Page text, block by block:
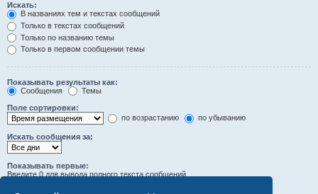
Искать:
В названиях тем и текстах сообщений
Только в текстах сообщений
Только по названию темы
Только в первом сообщении темы
Показывать результаты как:
Сообщения
Темы
Поле сортировки:
по возрастанию
по убыванию
Искать сообщения за:
Показывать первые:
Введите 0 для вывода полного текста сообщений.